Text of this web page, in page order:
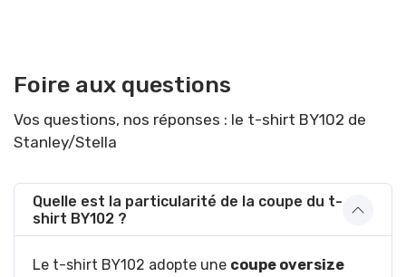
Foire aux questions
Vos questions, nos réponses : le t-shirt BY102 de
Stanley/Stella
Quelle est la particularité de la coupe du t-
shirt BY102 ?
Le t-shirt BY102 adopte une coupe oversize